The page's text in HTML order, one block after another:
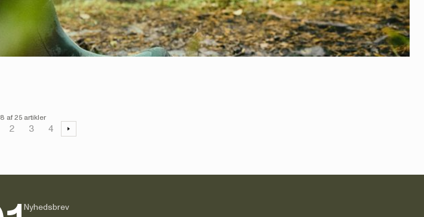
8 af 25 artikler
2 3 4
Nyhedsbrev